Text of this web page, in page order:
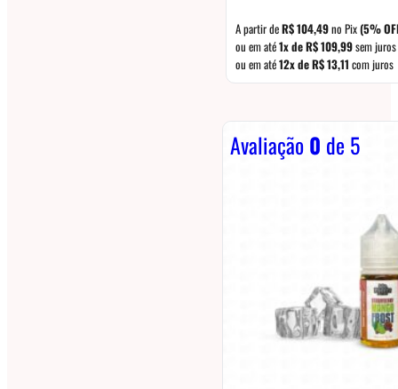
A partir deR$104,49no Pix(5%
ou em até1x deR$109,99sem juros
ou em até12x deR$13,11 com juros
Avaliação0 de 5